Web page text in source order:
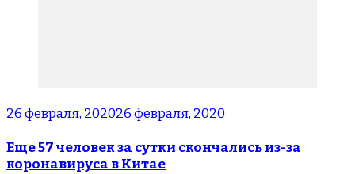
26 февраля, 202026 февраля, 2020
Еще 57 человек за сутки скончались из-за
коронавируса в Китае